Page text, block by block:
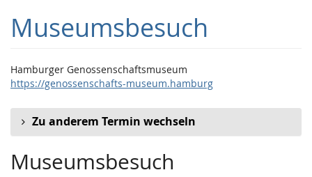
Haupt-
Inhalt
Museumsbesuch
Hamburger Genossenschaftsmuseum
https://genossenschafts-museum.hamburg
Zu anderem Termin wechseln
Museumsbesuch